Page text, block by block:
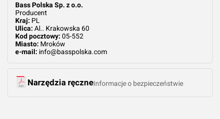
Bass Polska Sp. z o.o.
Producent
Kraj: PL
Ulica: Al.. Krakowska 60
Kod pocztowy: 05-552
Miasto: Mroków
e-mail: info@basspolska.com
Narzędzia ręczneInformacje o bezpieczeństwie